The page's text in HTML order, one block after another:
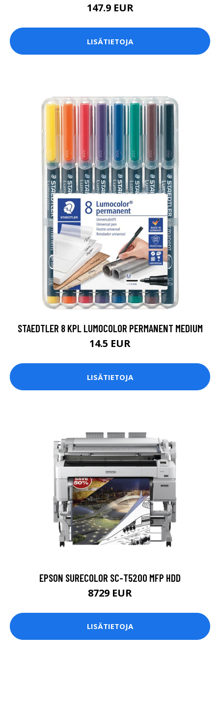
147.9 EUR
LISÄTIETOJA
STAEDTLER 8 KPL LUMOCOLOR PERMANENT MEDIUM
14.5 EUR
LISÄTIETOJA
EPSON SURECOLOR SC-T5200 MFP HDD
8729 EUR
LISÄTIETOJA